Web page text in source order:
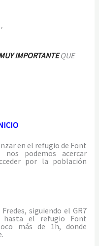
IMPORTANTEQUE
en el refugio de Font
podemos acercar
por la población
siguiendo el GR7
hasta el refugio Font
más de 1h, donde